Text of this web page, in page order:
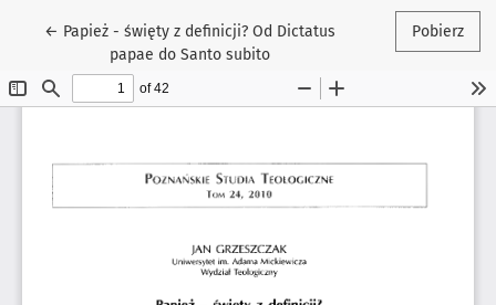
← Wróć do szczegółów artykułu
Papież - święty z definicji? Od Dictatus
papae do Santo subito
Pobierz